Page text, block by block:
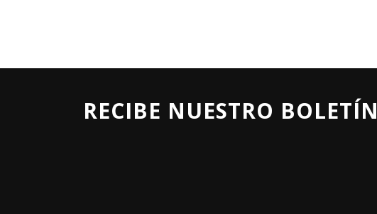
RECIBE NUESTRO BOLETÍN